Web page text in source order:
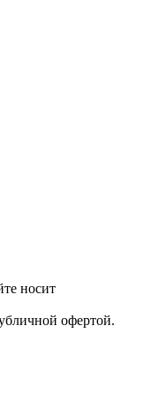
носит
офертой.